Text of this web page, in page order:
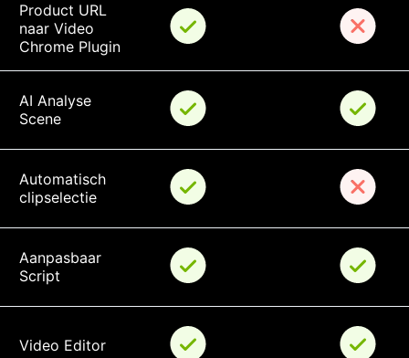
Product URL
naar Video
Chrome Plugin
AI Analyse
Scene
Automatisch
clipselectie
Aanpasbaar
Script
Video Editor